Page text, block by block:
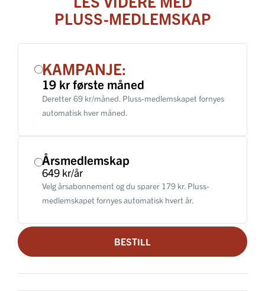
PLUSS-MEDLEMSKAP
KAMPANJE:
19 kr første måned
Deretter 69 kr/måned. Pluss-medlemskapet fornyes
automatisk hver måned.
Årsmedlemskap
649 kr/år
Velg årsabonnement og du sparer 179 kr. Pluss-
medlemskapet fornyes automatisk hvert år.
BESTILL